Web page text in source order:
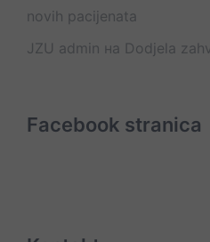
novih pacijenata
JZU admin на Dodjela
Facebook stranica